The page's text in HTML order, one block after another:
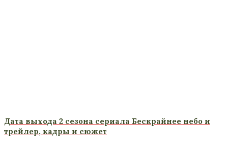
Дата выхода 2 сезона сериала Бескрайнее небо и
трейлер, кадры и сюжет